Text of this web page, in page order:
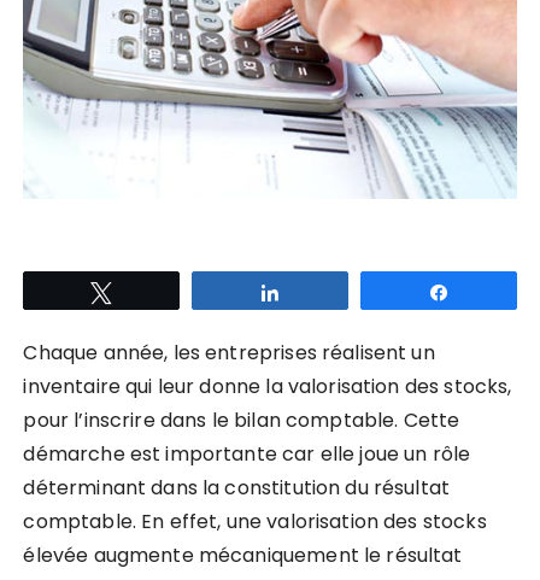
Chaque année, les entreprises réalisent un
inventaire qui leur donne la valorisation des stocks,
pour l’inscrire dans le bilan comptable. Cette
démarche est importante car elle joue un rôle
déterminant dans la constitution du résultat
comptable. En effet, une valorisation des stocks
élevée augmente mécaniquement le résultat